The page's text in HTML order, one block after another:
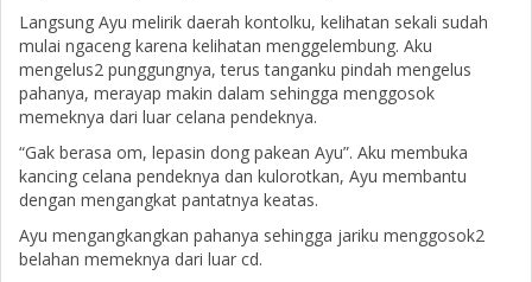
Langsung Ayu melirik daerah kontolku, kelihatan sekali sudah
mulai ngaceng karena kelihatan menggelembung. Aku
mengelus2 punggungnya, terus tanganku pindah mengelus
pahanya, merayap makin dalam sehingga menggosok
memeknya dari luar celana pendeknya.
“Gak berasa om, lepasin dong pakean Ayu”. Aku membuka
kancing celana pendeknya dan kulorotkan, Ayu membantu
dengan mengangkat pantatnya keatas.
Ayu mengangkangkan pahanya sehingga jariku menggosok2
belahan memeknya dari luar cd.